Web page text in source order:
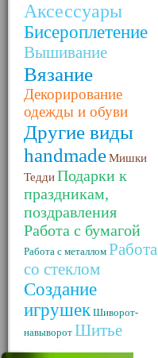
Аксессуары
Бисероплетение
Вышивание
Вязание
Декорирование
одежды и обуви
Другие виды
handmadeМишки
ТеддиПодарки к
праздникам,
поздравления
Работа с бумагой
Работа с металлом Работа
со стеклом
Создание
игрушек Шиворот-
навыворот Шитье